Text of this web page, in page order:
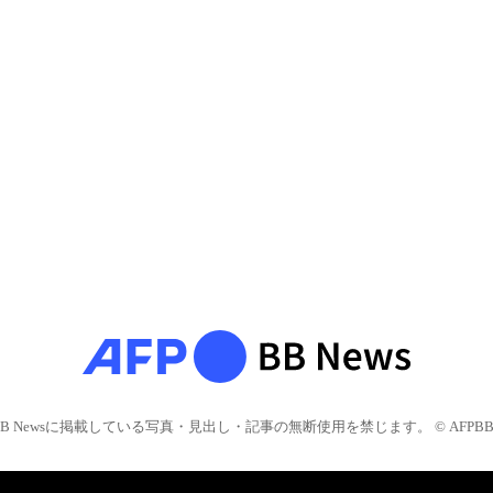
Newsに掲載している写真・見出し・記事の無断使用を禁じます。 © AFPBB